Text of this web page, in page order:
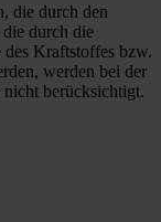
die durch den
durch die
Kraftstoffes bzw.
werden bei der
berücksichtigt.